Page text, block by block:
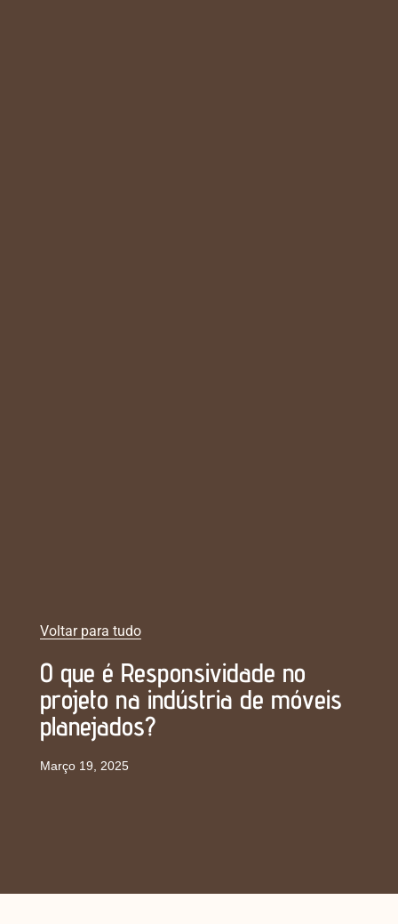
Voltar para tudo
O que é Responsividade no
projeto na indústria de móveis
planejados?
Março 19, 2025